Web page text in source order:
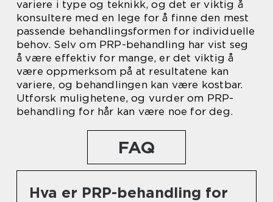
variere i type og teknikk, og det er viktig å
konsultere med en lege for å finne den mest
passende behandlingsformen for individuelle
behov. Selv om PRP-behandling har vist seg
å være effektiv for mange, er det viktig å
være oppmerksom på at resultatene kan
variere, og behandlingen kan være kostbar.
Utforsk mulighetene, og vurder om PRP-
behandling for hår kan være noe for deg.
FAQ
Hva er PRP-behandling for